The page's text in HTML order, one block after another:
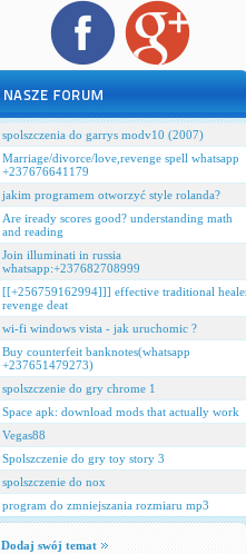
spolszczenia do garrys modv10 (2007)
Marriage/divorce/love,revenge spell whatsapp
+237676641179
jakim programem otworzyć style rolanda?
Are iready scores good? understanding math
and reading
Join illuminati in russia
whatsapp:+237682708999
[[+256759162994]]] effective traditional
revenge deat
wi-fi windows vista - jak uruchomic ?
Buy counterfeit banknotes(whatsapp
+237651479273)
spolszczenie do gry chrome 1
Space apk: download mods that actually work
Vegas88
Spolszczenie do gry toy story 3
spolszczenie do nox
program do zmniejszania rozmiaru mp3
Dodaj swój temat